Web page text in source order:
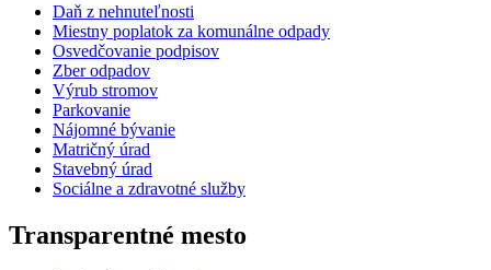
Daň z nehnuteľnosti
Miestny poplatok za komunálne odpady
Osvedčovanie podpisov
Zber odpadov
Výrub stromov
Parkovanie
Nájomné bývanie
Matričný úrad
Stavebný úrad
Sociálne a zdravotné služby
Transparentné mesto